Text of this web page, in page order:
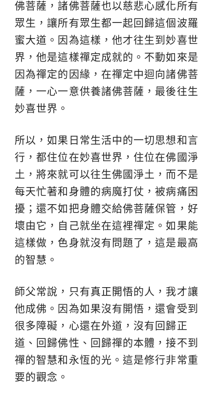
佛菩薩，諸佛菩薩也以慈悲心感化所有
眾生，讓所有眾生都一起回歸這個波羅
蜜大道。因為這樣，他才往生到妙喜世
界，他是這樣禪定成就的。不動如來是
因為禪定的因緣，在禪定中迴向諸佛菩
薩，一心一意供養諸佛菩薩，最後往生
妙喜世界。
所以，如果日常生活中的一切思想和言
行，都住位在妙喜世界，住位在佛國淨
土，將來就可以往生佛國淨土，而不是
每天忙著和身體的病魔打仗，被病痛困
擾；還不如把身體交給佛菩薩保管，好
壞由它，自己就坐在這裡禪定。如果能
這樣做，色身就沒有問題了，這是最高
的智慧。
師父常說，只有真正開悟的人，我才讓
他成佛。因為如果沒有開悟，還會受到
很多障礙，心還在外道，沒有回歸正
道、回歸佛性、回歸禪的本體，接不到
禪的智慧和永恆的光。這是修行非常重
要的觀念。